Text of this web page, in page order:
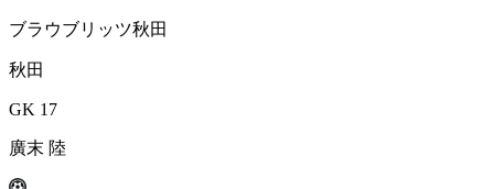
ブラウブリッツ秋田
秋田
GK 17
廣末 陸